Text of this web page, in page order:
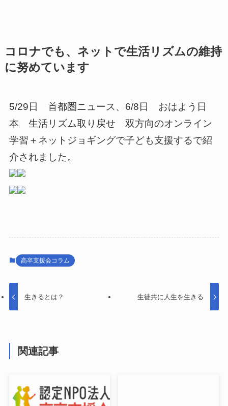
コロナでも、ネットで生活リズムの維持
に努めています
5/29日 首都圏ニュース、6/8日 おはよう日
本 生活リズム取り戻せ 双方向のオンライン
学習＋ネットジョギングで子ども支援するで紹
介されました。
高卒支援会コラム
生きるとは？ 生徒共に人生を生きる
関連記事